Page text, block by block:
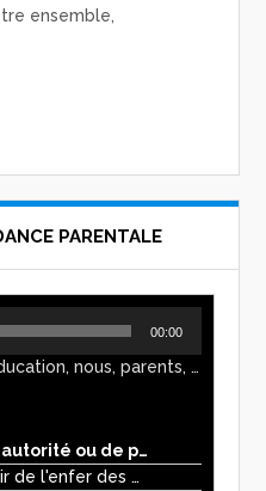
ensemble,
PARENTALE
00:00
En matière d'éducation, nous, parents, avons l'impression de faire preuve d'autorité. Mais n'est-ce pas, parfois, plutôt un jeu de pouvoir ? Ce podcast vous permettra d'y voir plus clair !
1. Faites-vous preuve d'autorité ou de pouvoir avec vos enfants ?
2. Ma méthode pour sortir de l'enfer des écrans